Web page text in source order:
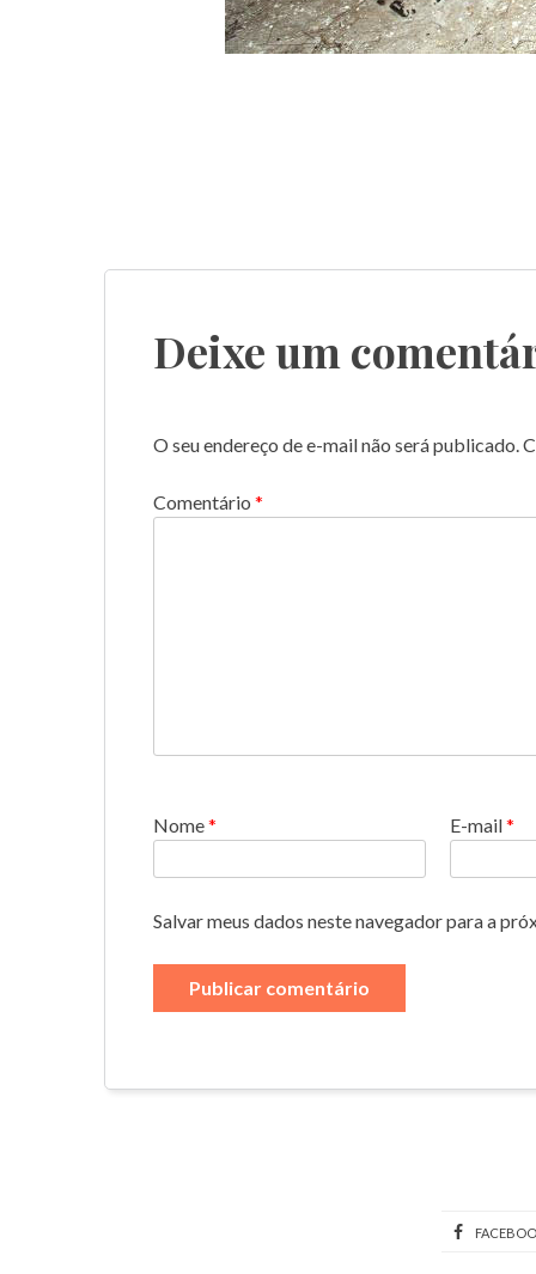
de
Deixe um
O seu endereço de e-mail não será publicado.
Comentário *
Nome* E-mail*
Salvar meus dados neste navegador para a